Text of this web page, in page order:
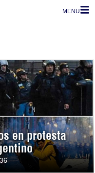
MENU
en protesta